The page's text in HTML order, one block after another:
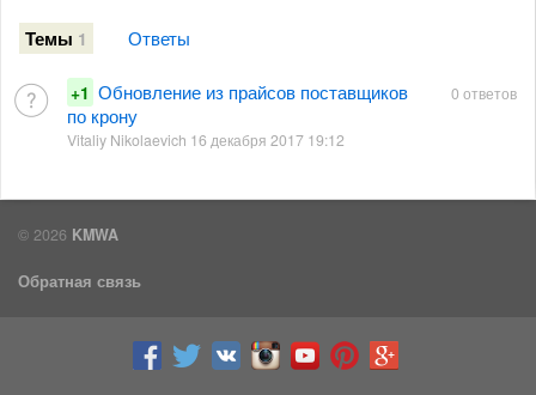
Темы 1 Ответы
+1 Обновление из прайсов поставщиков
по крону
Vitaliy Nikolaevich 16 декабря 2017 19:12
0 ответов
© 2026 KMWA
Обратная связь